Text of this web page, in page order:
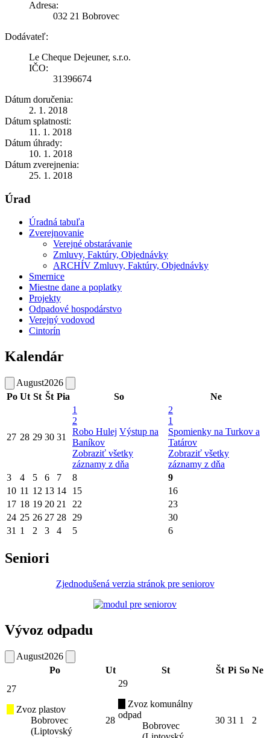
Adresa:
032 21 Bobrovec
Dodávateľ:
Le Cheque Dejeuner, s.r.o.
IČO:
31396674
Dátum doručenia:
2. 1. 2018
Dátum splatnosti:
11. 1. 2018
Dátum úhrady:
10. 1. 2018
Dátum zverejnenia:
25. 1. 2018
Úrad
Úradná tabuľa
Zverejnovanie
Verejné obstarávanie
Zmluvy, Faktúry, Objednávky
ARCHÍV Zmluvy, Faktúry, Objednávky
Smernice
Miestne dane a poplatky
Projekty
Odpadové hospodárstvo
Verejný vodovod
Cintorín
Kalendár
August2026
Po Ut St Št Pia So Ne
27 28 29 30 31
1
2
Robo Hulej Výstup na
Baníkov
Zobraziť všetky
záznamy z dňa
2
1
Spomienky na Turkov a
Tatárov
Zobraziť všetky
záznamy z dňa
3
4 5 6 7 8
9
10 11 12 13 14 15
16
17 18 19 20 21 22
23
24 25 26 27 28 29
30
31 1 2 3 4 5 6
Seniori
Zjednodušená verzia stránok pre seniorov
Vývoz odpadu
August2026
Po
Ut St Št Pi So Ne
27
Zvoz plastov
Bobrovec
(Liptovský
28
29
Zvoz komunálny
odpad
Bobrovec
30 31 1 2